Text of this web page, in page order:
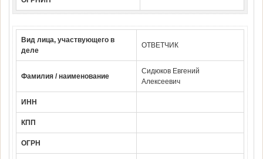
Вид лица, участвующего в
деле
ОТВЕТЧИК
Фамилия / наименование
Сидюков Евгений
Алексеевич
ИНН
КПП
ОГРН